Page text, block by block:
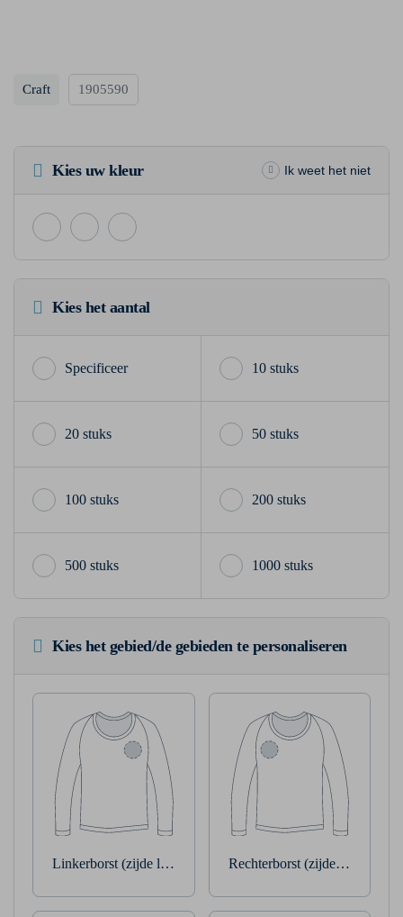
Craft 1905590
Kies uw kleur Ik weet het niet
Kies het aantal
10 stuks
20 stuks 50 stuks
100 stuks 200 stuks
500 stuks 1000 stuks
Kies het gebied/de gebieden te personaliseren
Linkerborst (zijde linkerarm) Rechterborst (zijde